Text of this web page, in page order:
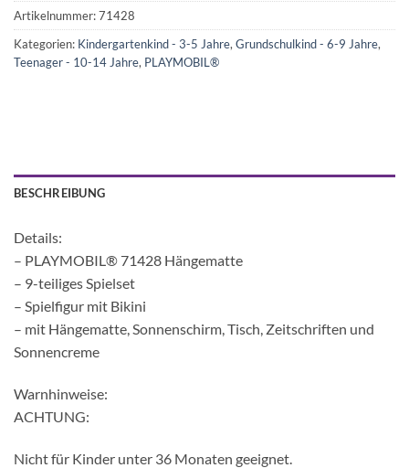
Artikelnummer:71428
Kategorien: Kindergartenkind - 3-5 Jahre, Grundschulkind - 6-9 Jahre,
Teenager - 10-14 Jahre, PLAYMOBIL®
BESCHREIBUNG
Details:
– PLAYMOBIL® 71428 Hängematte
– 9-teiliges Spielset
– Spielfigur mit Bikini
– mit Hängematte, Sonnenschirm, Tisch, Zeitschriften und
Sonnencreme
Warnhinweise:
ACHTUNG:
Nicht für Kinder unter 36 Monaten geeignet.